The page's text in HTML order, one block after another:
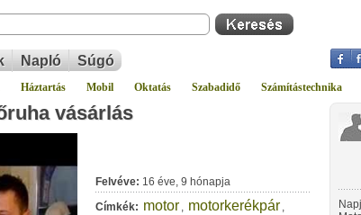
Napló Súgó
Háztartás Mobil Oktatás Szabadidő Számítástechnika
vásárlás
Felvéve: 16 éve, 9 hónapja
Címkék: motor , motorkerékpár ,